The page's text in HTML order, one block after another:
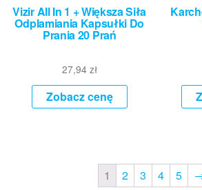
Vizir All In 1 + Większa Siła
Odplamiania Kapsułki Do
Prania 20 Prań
27,94 zł
Zobacz cenę
1 2 3 4 5